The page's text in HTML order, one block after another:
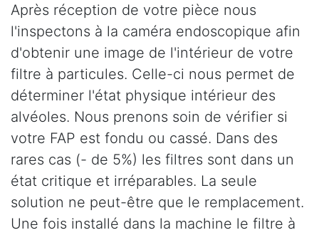
Après réception de votre pièce nous
l'inspectons à la caméra endoscopique afin
d'obtenir une image de l'intérieur de votre
filtre à particules. Celle-ci nous permet de
déterminer l'état physique intérieur des
alvéoles. Nous prenons soin de vérifier si
votre FAP est fondu ou cassé. Dans des
rares cas (- de 5%) les filtres sont dans un
état critique et irréparables. La seule
solution ne peut-être que le remplacement.
Une fois installé dans la machine le filtre à